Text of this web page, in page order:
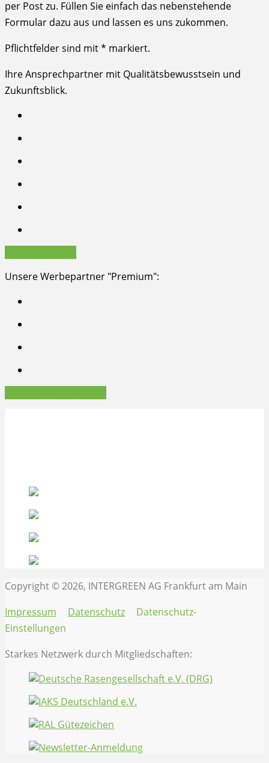
per Post zu. Füllen Sie einfach das nebenstehende
Formular dazu aus und lassen es uns zukommen.
Pflichtfelder sind mit* markiert.
Ihre Ansprechpartner mit Qualitätsbewusstsein und
Zukunftsblick.
Unsere Werbepartner "Premium":
Copyright © 2026, INTERGREEN AG Frankfurt am Main
Impressum
Datenschutz
Datenschutz-
Einstellungen
Starkes Netzwerk durch Mitgliedschaften: